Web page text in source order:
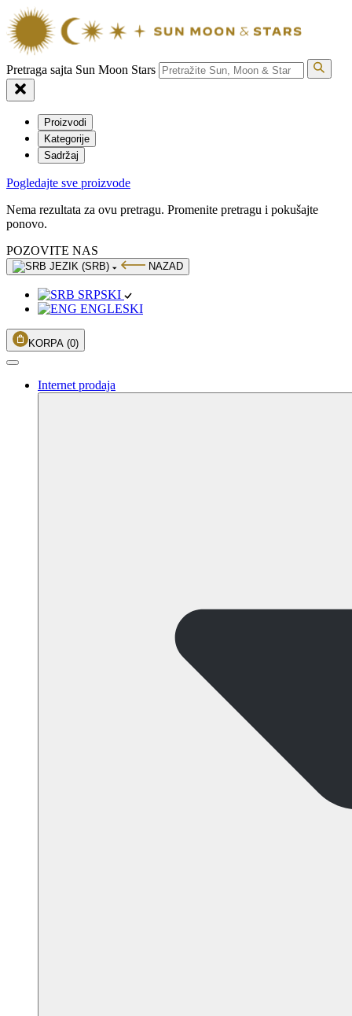
Pretraga sajta Sun Moon Stars
Proizvodi
Kategorije
Sadržaj
Pogledajte sve proizvode
Nema rezultata za ovu pretragu. Promenite pretragu i pokušajte
ponovo.
POZOVITE NAS
JEZIK (SRB) NAZAD
SRPSKI
ENGLESKI
KORPA (0)
Internet prodaja